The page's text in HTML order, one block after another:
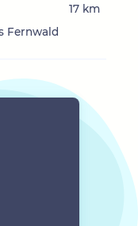
Fernwald
17 km